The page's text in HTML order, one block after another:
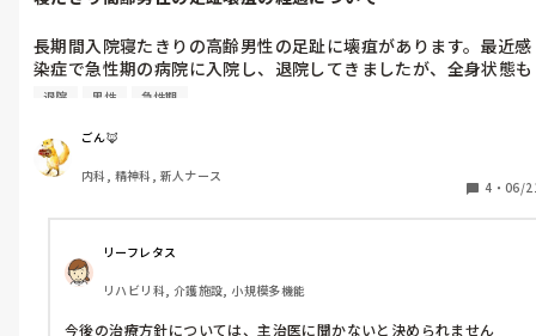
長期間入院寝たきりの高齢男性の足趾に壊疽があります。最近感
染症で急性期の病院に入院し、退院してきましたが、全身状態も
芳しくありません。
だけで経過観察してますが、よくなる気配はありません。
高齢寝たきりとは言えこのまま放置していれば敗血症からの命の
危機の恐れがあるので、アンプタしかないのではと思いますが、
それはそれで出血やらこの状態の人に麻酔かけるのも怖いなと思
います。なのでこのままカデックス処置だけ続けて様子を見てい
くしかないのでしょうか？
この先この人はどういう経過を辿ると考えられますか？
こういう可能性もあるよなどご意見くださったら嬉しいです。
よろしくお願いします。
退院 男性 急性期
ごん🦊
内科, 精神科, 新人ナース
4 ・ 06/
リーフレタス
リハビリ科, 介護施設, 小規模多機能
今後の治療方針については、主治医に聞かないと決められません